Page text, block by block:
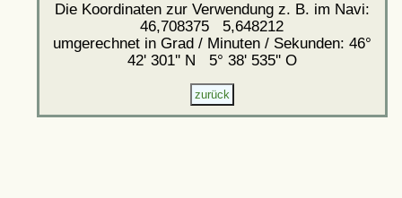
Die Koordinaten zur Verwendung z. B. im Navi:
46,708375 5,648212
umgerechnet in Grad / Minuten / Sekunden: 46°
42' 301'' N 5° 38' 535'' O